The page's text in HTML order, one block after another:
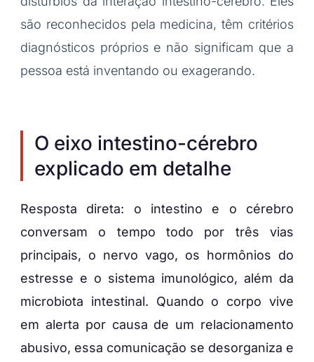
são reconhecidos pela medicina, têm critérios
diagnósticos próprios e não significam que a
pessoa está inventando ou exagerando.
O eixo intestino-cérebro
explicado em detalhe
Resposta direta: o intestino e o cérebro
conversam o tempo todo por três vias
principais, o nervo vago, os hormônios do
estresse e o sistema imunológico, além da
microbiota intestinal. Quando o corpo vive
em alerta por causa de um relacionamento
abusivo, essa comunicação se desorganiza e